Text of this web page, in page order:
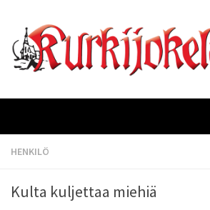
Kurkijokelaisen
HENKILÖ
Kulta kuljettaa miehiä